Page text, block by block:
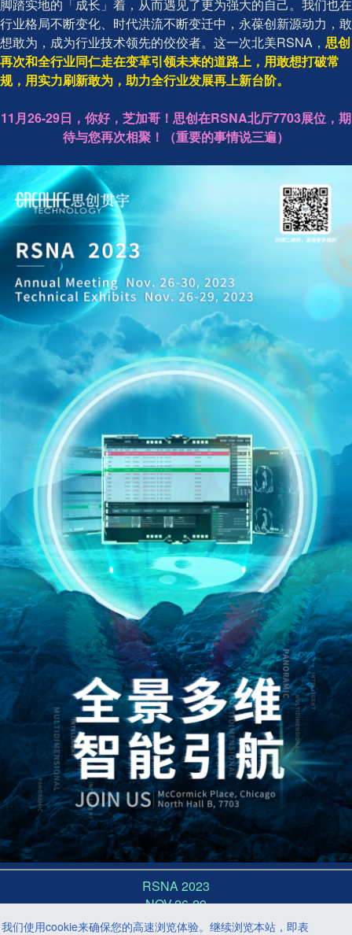
我们使用cookie来确保您的高速浏览体验。继续浏览本站，即表
脚踏实地的「成长」着，从而遇见了更为强大的自己。我们也在
行业格局不断变化、时代洪流不断变迁中，永葆创新源动力，敢
想敢为，成为行业技术领先的佼佼者。这一次北美RSNA， 思创
再次和全行业同仁走在变革引领未来的道路上，用敢想打破常
规，用实力刷新敢为，助力全行业发展再上新台阶。
11月26-29日，你好，芝加哥！思创在RSNA北厅7703展位，期
待与您再次相聚！（重要的事情说三遍）
RSNA 2023
NOV.26-29
Booth 7703